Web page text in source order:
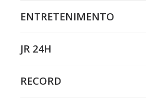
ENTRETENIMENTO
JR 24H
RECORD